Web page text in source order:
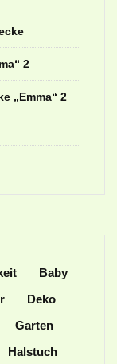
2
„Emma“ 2
Baby
Deko
Garten
Halstuch